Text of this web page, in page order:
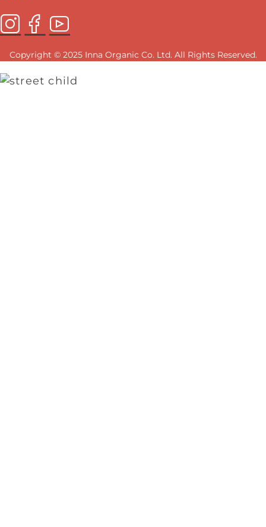
Copyright © 2025 Inna Organic Co. Ltd. All Rights Reserved.